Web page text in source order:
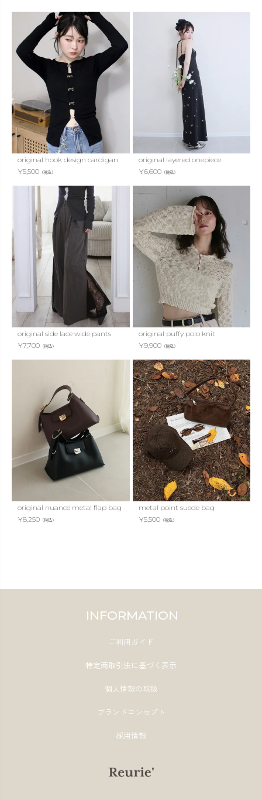
original hook design cardigan
¥5,500 （税込）
original layered onepiece
¥6,600（税込）
original side lace wide pants
¥7,700 （税込）
original puffy polo knit
¥9,900（税込）
original nuance metal flap bag
¥8,250 （税込）
metal point suede bag
¥5,500（税込）
INFORMATION
ご利用ガイド
特定商取引法に基づく表示
個人情報の取扱
ブランドコンセプト
採用情報